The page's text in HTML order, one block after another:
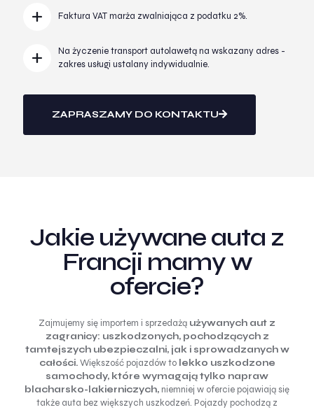
Faktura VAT marża zwalniająca z podatku 2%.
Na życzenie transport autolawetą na wskazany adres -
zakres usługi ustalany indywidualnie.
ZAPRASZAMY DO KONTAKTU
Jakie używane auta z
Francji mamy w
ofercie?
Zajmujemy się importem i sprzedażą używanych aut z
zagranicy: uszkodzonych, pochodzących z
tamtejszych ubezpieczalni, jak i sprowadzanych w
całości.Większość pojazdów to lekko uszkodzone
samochody, które wymagają tylko napraw
blacharsko-lakierniczych, niemniej w ofercie pojawiają się
także auta bez większych uszkodzeń. Pojazdy pochodzą z